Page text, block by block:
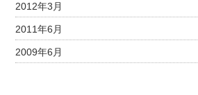
2012年3月
2011年6月
2009年6月